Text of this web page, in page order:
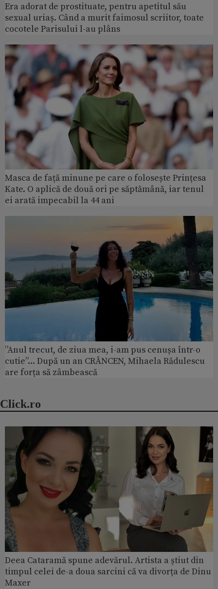
Era adorat de prostituate, pentru apetitul său
sexual uriaș. Când a murit faimosul scriitor, toate
cocotele Parisului l-au plâns
Masca de față minune pe care o folosește Prințesa
Kate. O aplică de două ori pe săptămână, iar tenul
ei arată impecabil la 44 ani
”Anul trecut, de ziua mea, i-am pus cenușa într-o
cutie”... După un an CRÂNCEN, Mihaela Rădulescu
are forța să zâmbească
Click.ro
Deea Cataramă spune adevărul. Artista a știut din
timpul celei de-a doua sarcini că va divorța de Dinu
Maxer